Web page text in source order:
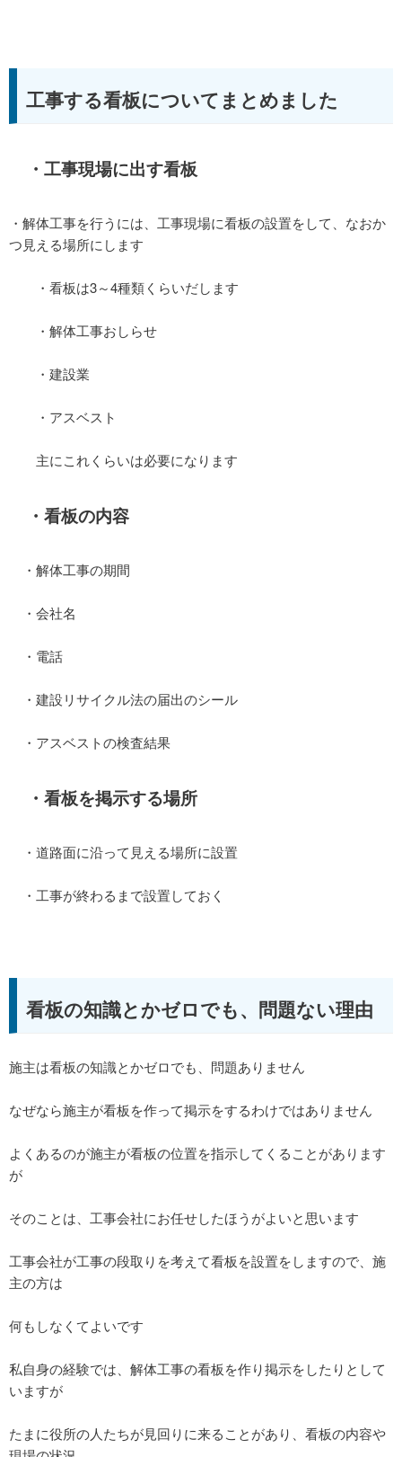
工事する看板についてまとめました
・工事現場に出す看板
・解体工事を行うには、工事現場に看板の設置をして、なおか
つ見える場所にします
・看板は3～4種類くらいだします
・解体工事おしらせ
・建設業
・アスベスト
主にこれくらいは必要になります
・看板の内容
・解体工事の期間
・会社名
・電話
・建設リサイクル法の届出のシール
・アスベストの検査結果
・看板を掲示する場所
・道路面に沿って見える場所に設置
・工事が終わるまで設置しておく
看板の知識とかゼロでも、問題ない理由
施主は看板の知識とかゼロでも、問題ありません
なぜなら施主が看板を作って掲示をするわけではありません
よくあるのが施主が看板の位置を指示してくることがあります
が
そのことは、工事会社にお任せしたほうがよいと思います
工事会社が工事の段取りを考えて看板を設置をしますので、施
主の方は
何もしなくてよいです
私自身の経験では、解体工事の看板を作り掲示をしたりとして
いますが
たまに役所の人たちが見回りに来ることがあり、看板の内容や